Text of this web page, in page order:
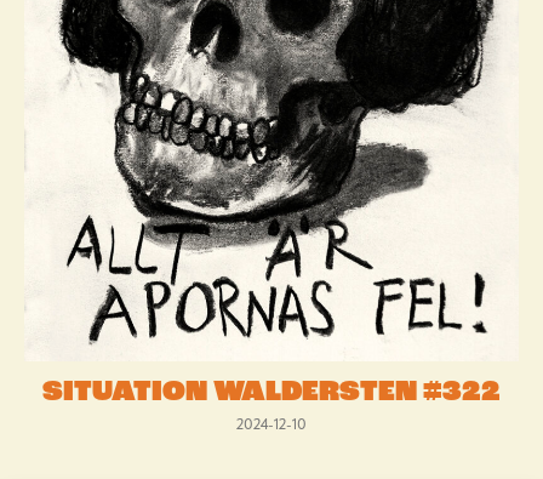
SITUATION WALDERSTEN #322
2024-12-10